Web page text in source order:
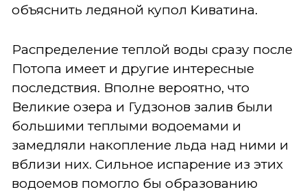
объяснить ледяной купол Kиватина.
Распределение теплой воды сразу после
Потопа имеет и другие интересные
последствия. Вполне вероятно, что
Великие озера и Гудзонов залив были
большими теплыми водоемами и
замедляли накопление льда над ними и
вблизи них. Сильное испарение из этих
водоемов помогло бы образованию